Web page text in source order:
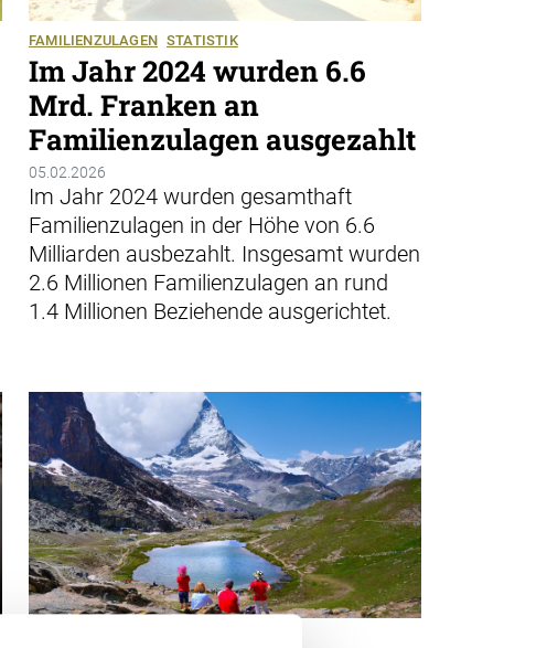
FAMILIENZULAGEN STATISTIK
Im Jahr 2024 wurden 6.6
Mrd. Franken an
Familienzulagen ausgezahlt
05.02.2026
Im Jahr 2024 wurden gesamthaft
Familienzulagen in der Höhe von 6.6
Milliarden ausbezahlt. Insgesamt wurden
2.6 Millionen Familienzulagen an rund
1.4 Millionen Beziehende ausgerichtet.